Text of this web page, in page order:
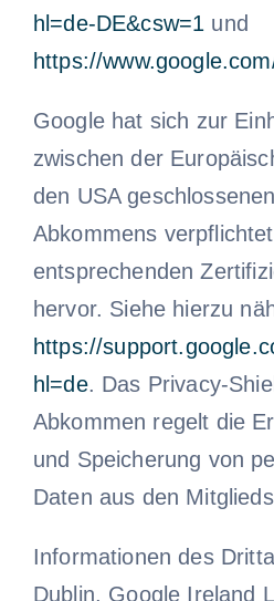
hl=de-DE&csw=1 und
https://
Google hat sich zur
zwischen der
den USA
Abkommens
entsprechenden
hervor. Siehe hierzu
https://
hl=de. Das Privacy-
Abkommen regelt die
und Speicherung von
Daten aus den
Informationen des
Dublin, Google Ireland